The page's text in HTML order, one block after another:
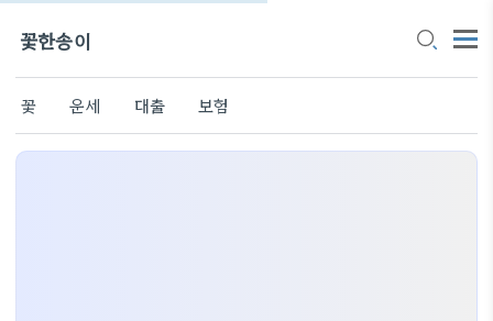
꽃한송이
꽃 운세 대출 보험